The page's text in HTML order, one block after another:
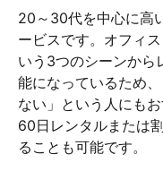
20～30代を中心に高
ービスです。オフィ
いう3つのシーンから
能になっているため
ない」という人にも
60日レンタルまたは
ることも可能です。